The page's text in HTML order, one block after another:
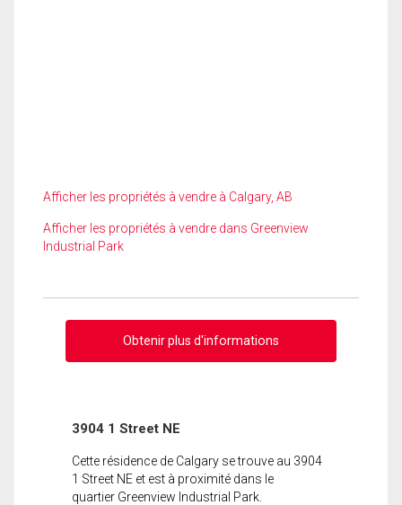
Afficher les propriétés à vendre à Calgary, AB
Afficher les propriétés à vendre dans Greenview
Industrial Park
Obtenir plus d'informations
3904 1 Street NE
Cette résidence de Calgary se trouve au 3904
1 Street NE et est à proximité dans le
quartier Greenview Industrial Park.